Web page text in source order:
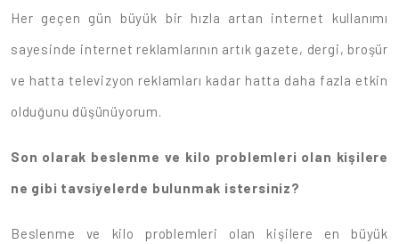
Her geçen gün büyük bir hızla artan internet kullanımı
sayesinde internet reklamlarının artık gazete, dergi, broşür
ve hatta televizyon reklamları kadar hatta daha fazla etkin
olduğunu düşünüyorum.
Son olarak beslenme ve kilo problemleri olan kişilere
ne gibi tavsiyelerde bulunmak istersiniz?
Beslenme ve kilo problemleri olan kişilere en büyük